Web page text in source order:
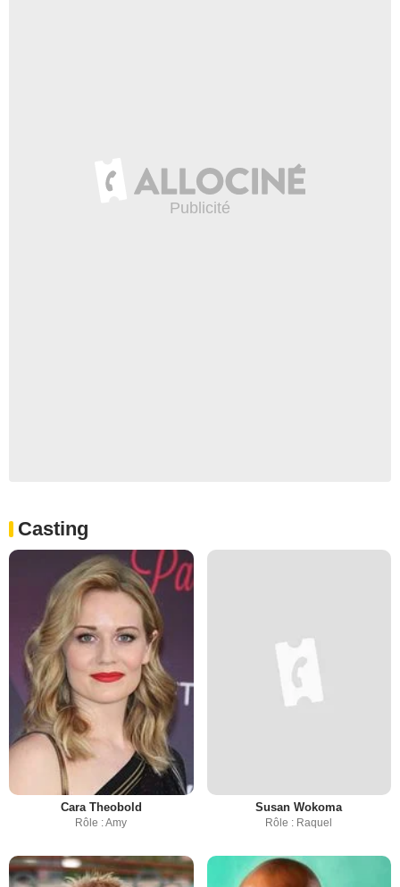
Casting
Cara Theobold
Rôle : Amy
Susan Wokoma
Rôle : Raquel